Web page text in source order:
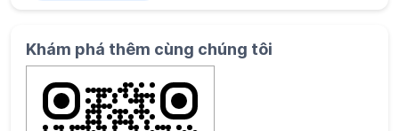
Chia sẻ trải nghiệm của bạn. Quét QR để khám phá thêm
Nhấn vào mã QR để phóng to